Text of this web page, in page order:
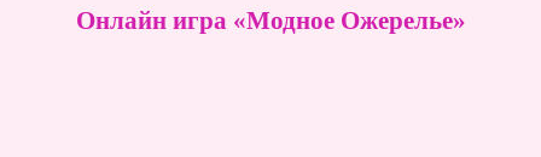
Онлайн игра «Модное Ожерелье»